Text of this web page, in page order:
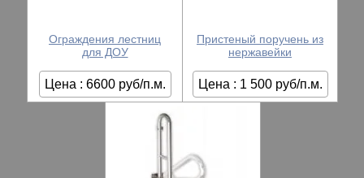
Ограждения лестниц
для ДОУ
Цена : 6600 руб/п.м.
Пристеный поручень из
нержавейки
Цена : 1 500 руб/п.м.